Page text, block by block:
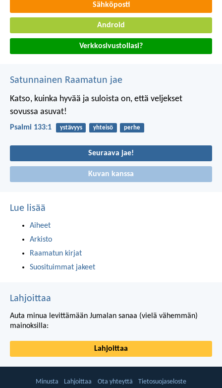
Sähköposti
Android
Verkkosivustollasi?
Satunnainen Raamatun jae
Katso, kuinka hyvää ja suloista on, että veljekset
sovussa asuvat!
Psalmi 133:1 ystävyys yhteisö perhe
Seuraava jae!
Kuvan kanssa
Lue lisää
Aiheet
Arkisto
Raamatun kirjat
Suosituimmat jakeet
Lahjoittaa
Auta minua levittämään Jumalan sanaa (vielä vähemmän)
mainoksilla:
Lahjoittaa
Minusta Lahjoittaa Ota yhteyttä Tietosuojaseloste